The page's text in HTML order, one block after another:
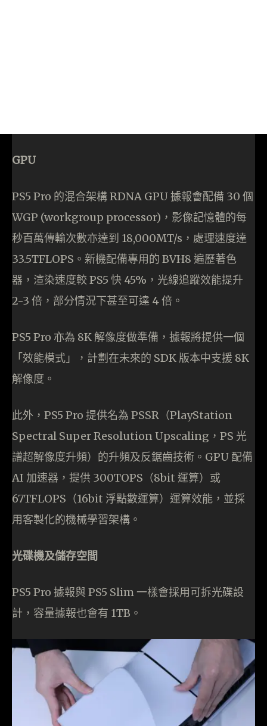
GPU
PS5 Pro 的混合架構 RDNA GPU 據報會配備 30 個
WGP (workgroup processor)，影像記憶體的每
秒百萬傳輸次數亦達到 18,000MT/s，處理速度達
33.5TFLOPS。新機配備專用的 BVH8 遍歷著色
器，渲染速度較 PS5 快 45%，光線追蹤效能提升
2-3 倍，部分情況下甚至可達 4 倍。
PS5 Pro 亦為 8K 解像度做準備，據報將提供一個
「效能模式」，計劃在未來的 SDK 版本中支援 8K
解像度。
此外，PS5 Pro 提供名為 PSSR（PlayStation
Spectral Super Resolution Upscaling，PS 光
譜超解像度升頻）的升頻及反鋸齒技術。GPU 配備
AI 加速器，提供 300TOPS（8bit 運算）或
67TFLOPS（16bit 浮點數運算）運算效能，並採
用客製化的機械學習架構。
光碟機及儲存空間
PS5 Pro 據報與 PS5 Slim 一樣會採用可拆光碟設
計，容量據報也會有 1TB。